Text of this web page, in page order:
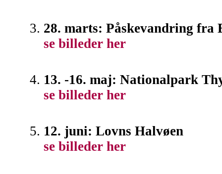
28. marts: Påskevandring fra
se billeder her
13. -16. maj: Nationalpark
se billeder her
12. juni: Lovns Halvøen
se billeder her